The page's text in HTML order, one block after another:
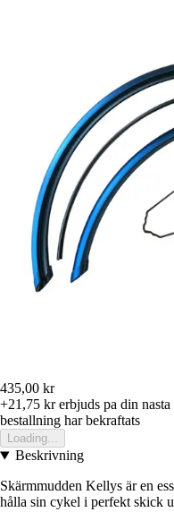
435,00 kr
+21,75 krerbjuds pa din nasta
bestallning har bekraftats
Loading...
Beskrivning
Skärmmudden Kellys är en
hålla sin cykel i perfekt skick